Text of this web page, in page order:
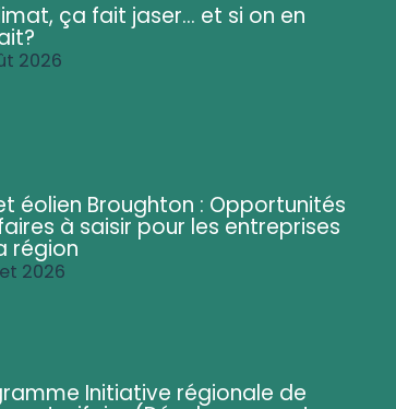
ça fait jaser... et si on en
2026
éolien Broughton : Opportunités
à saisir pour les entreprises
région
2026
Initiative régionale de